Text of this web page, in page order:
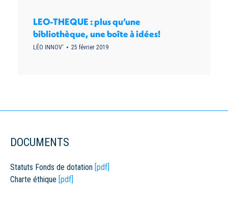
LEO-THEQUE : plus qu’une
bibliothèque, une boîte à idées!
LÉO INNOV' 25 février 2019
DOCUMENTS
Statuts Fonds de dotation [pdf]
Charte éthique [pdf]